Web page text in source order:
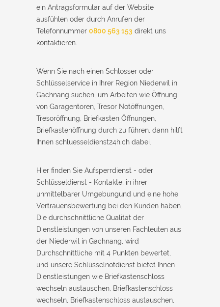
ein Antragsformular auf der Website
ausfühlen oder durch Anrufen der
Telefonnummer 0800 563 153 direkt uns
kontaktieren.
Wenn Sie nach einen Schlosser oder
Schlüsselservice in Ihrer Region Niederwil in
Gachnang suchen, um Arbeiten wie Öffnung
von Garagentoren, Tresor Notöffnungen,
Tresoröffnung, Briefkasten Öffnungen,
Briefkastenöffnung durch zu führen, dann hilft
Ihnen schluesseldienst24h.ch dabei.
Hier finden Sie Aufsperrdienst - oder
Schlüsseldienst - Kontakte, in ihrer
unmittelbarer Umgebungund und eine hohe
Vertrauensbewertung bei den Kunden haben.
Die durchschnittliche Qualität der
Dienstleistungen von unseren Fachleuten aus
der Niederwil in Gachnang, wird
Durchschnittliche mit 4 Punkten bewertet,
und unsere Schlüsselnotdienst bietet Ihnen
Dienstleistungen wie Briefkastenschloss
wechseln austauschen, Briefkastenschloss
wechseln, Briefkastenschloss austauschen,